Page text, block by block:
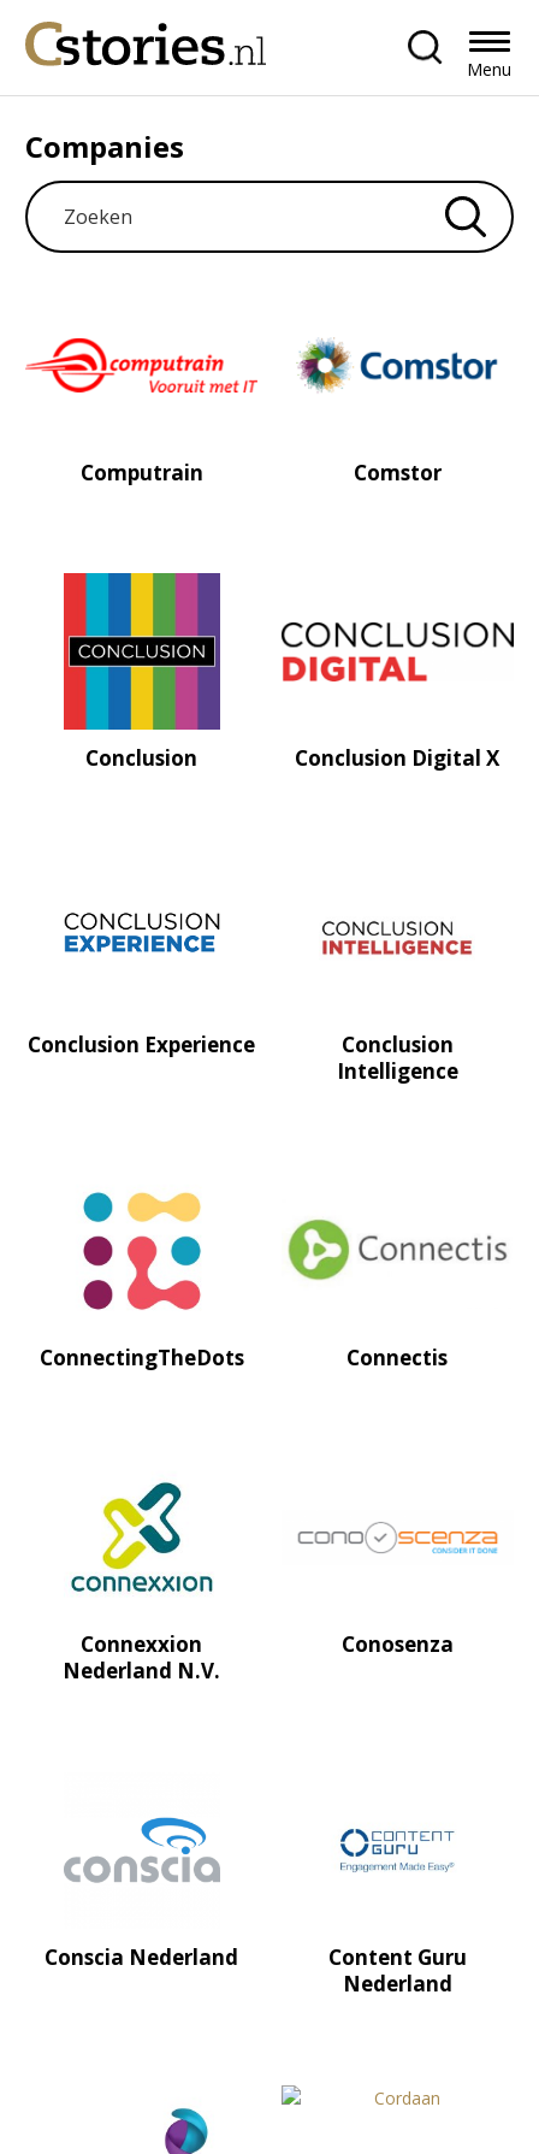
Menu
Companies
Computrain Comstor
Conclusion Conclusion Digital X
Conclusion Experience
Conclusion
Intelligence
ConnectingTheDots Connectis
Connexxion
Nederland N.V.
Conosenza
Conscia Nederland
Content Guru
Nederland